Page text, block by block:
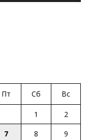
Пт Сб Вс
1
2
7 8
9